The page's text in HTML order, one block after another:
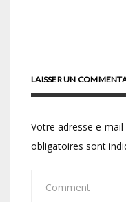
LAISSER UN
Votre adresse e-
obligatoires sont